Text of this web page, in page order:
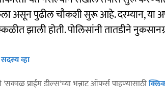
असून पुढील चौकशी सुरू आहे. दरम्यान, या
झाली होती. पोलिसांनी तातडीने
सदस्य व्हा
'सकाळ प्राईम डील्स'च्या भन्नाट ऑफर्स पाहण्यासाठी